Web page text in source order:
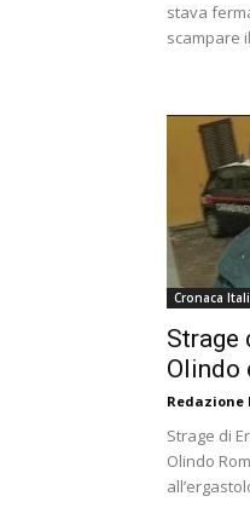
stava
scampare
Cronaca
Strage
Olindo
Redazione
Strage di
Olindo